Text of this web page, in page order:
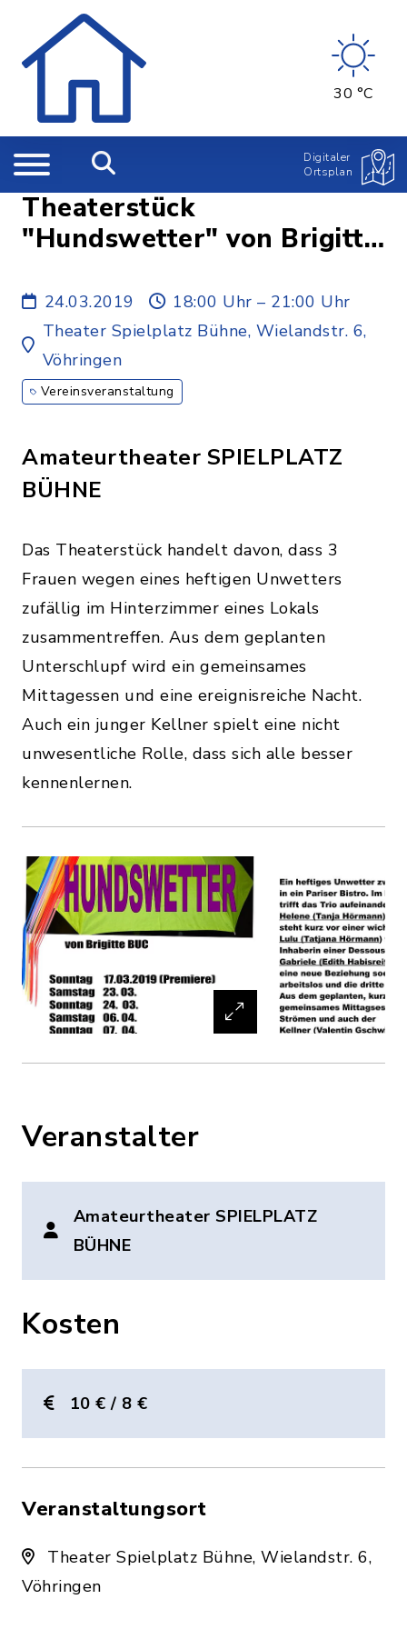
30 °C
Digitaler
Ortsplan
Theaterstück
"Hundswetter" von Brigitte
24.03.2019
18:00 Uhr – 21:00 Uhr
Theater Spielplatz Bühne, Wielandstr. 6,
Vöhringen
Vereinsveranstaltung
Amateurtheater SPIELPLATZ
BÜHNE
Das Theaterstück handelt davon, dass 3
Frauen wegen eines heftigen Unwetters
zufällig im Hinterzimmer eines Lokals
zusammentreffen. Aus dem geplanten
Unterschlupf wird ein gemeinsames
Mittagessen und eine ereignisreiche Nacht.
Auch ein junger Kellner spielt eine nicht
unwesentliche Rolle, dass sich alle besser
kennenlernen.
Veranstalter
Amateurtheater SPIELPLATZ
BÜHNE
Kosten
10 € / 8 €
Veranstaltungsort
Theater Spielplatz Bühne, Wielandstr. 6,
Vöhringen